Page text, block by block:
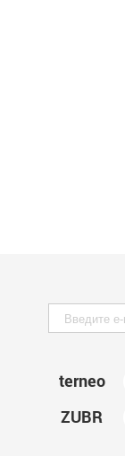
terneo
ZUBR